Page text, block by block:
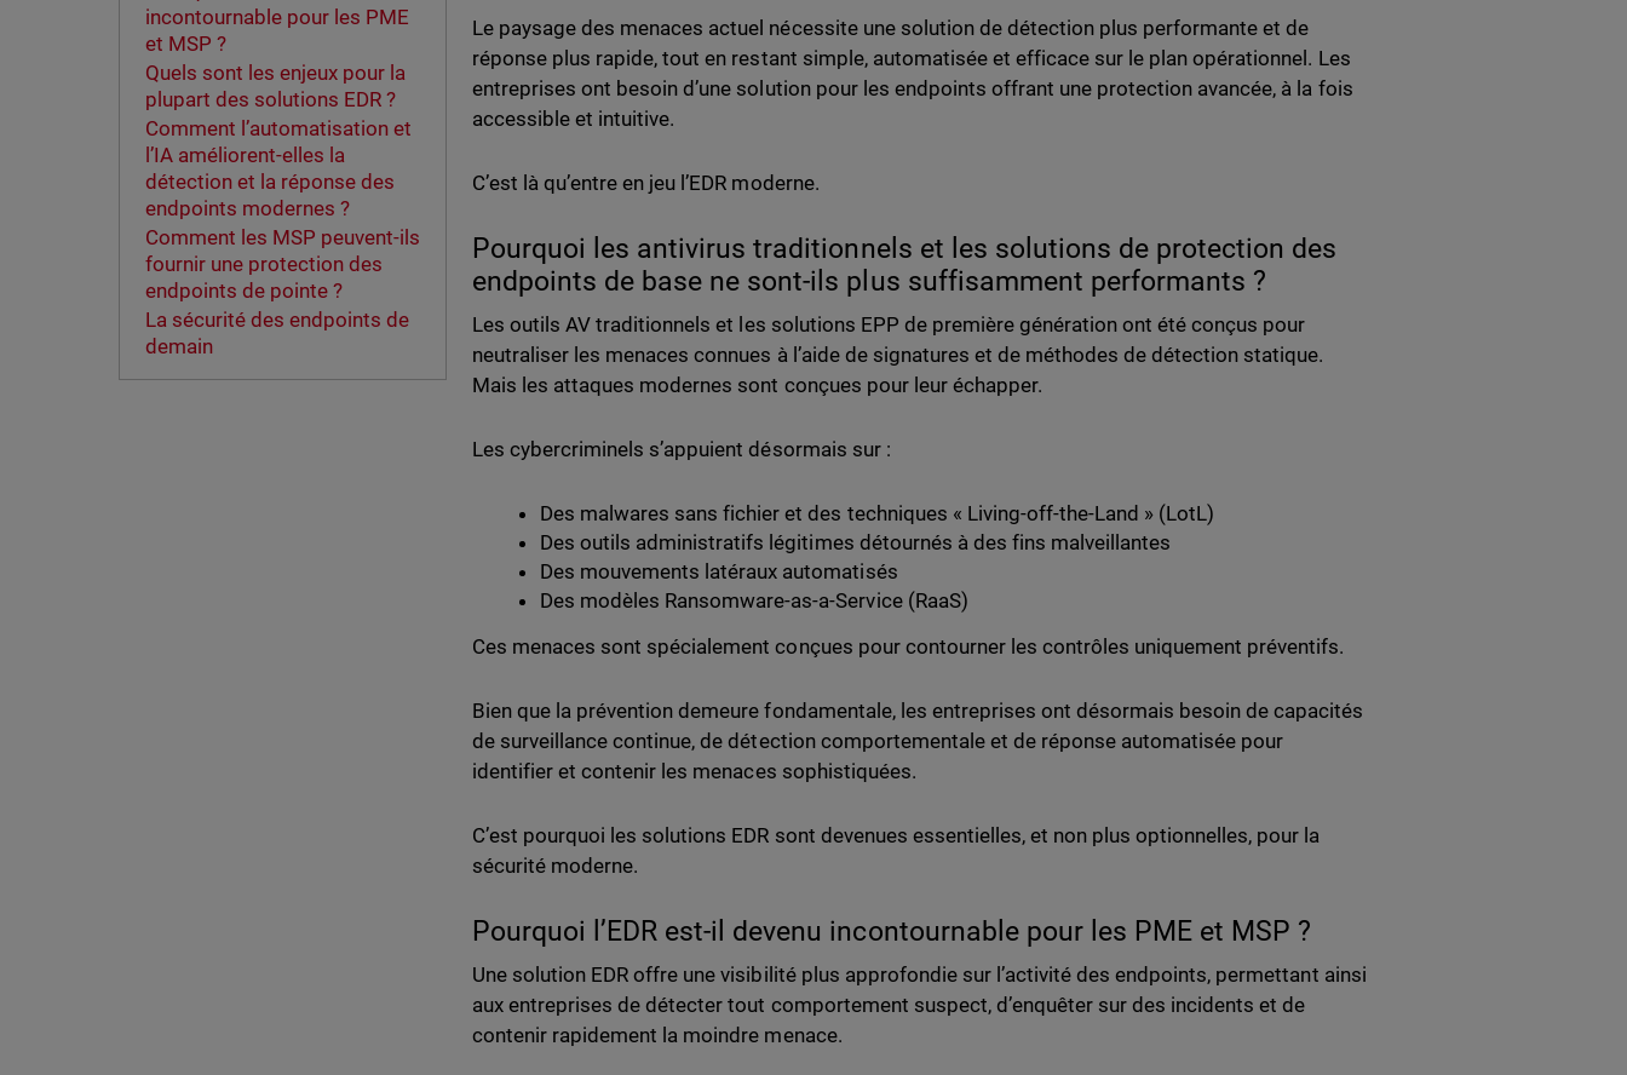
incontournable pour les PME
et MSP ?
Quels sont les enjeux pour la
plupart des solutions EDR ?
Comment l’automatisation et
l’IA améliorent-elles la
détection et la réponse des
endpoints modernes ?
Comment les MSP peuvent-ils
fournir une protection des
endpoints de pointe ?
La sécurité des endpoints de
demain
Le paysage des menaces actuel nécessite une solution de détection plus performante et de
réponse plus rapide, tout en restant simple, automatisée et efficace sur le plan opérationnel. Les
entreprises ont besoin d’une solution pour les endpoints offrant une protection avancée, à la fois
accessible et intuitive.
C’est là qu’entre en jeu l’EDR moderne.
Pourquoi les antivirus traditionnels et les solutions de protection des
endpoints de base ne sont-ils plus suffisamment performants ?
Les outils AV traditionnels et les solutions EPP de première génération ont été conçus pour
neutraliser les menaces connues à l’aide de signatures et de méthodes de détection statique.
Mais les attaques modernes sont conçues pour leur échapper.
Les cybercriminels s’appuient désormais sur :
Des malwares sans fichier et des techniques « Living-off-the-Land » (LotL)
Des outils administratifs légitimes détournés à des fins malveillantes
Des mouvements latéraux automatisés
Des modèles Ransomware-as-a-Service (RaaS)
Ces menaces sont spécialement conçues pour contourner les contrôles uniquement préventifs.
Bien que la prévention demeure fondamentale, les entreprises ont désormais besoin de capacités
de surveillance continue, de détection comportementale et de réponse automatisée pour
identifier et contenir les menaces sophistiquées.
C’est pourquoi les solutions EDR sont devenues essentielles, et non plus optionnelles, pour la
sécurité moderne.
Pourquoi l’EDR est-il devenu incontournable pour les PME et MSP ?
Une solution EDR offre une visibilité plus approfondie sur l’activité des endpoints, permettant ainsi
aux entreprises de détecter tout comportement suspect, d’enquêter sur des incidents et de
contenir rapidement la moindre menace.